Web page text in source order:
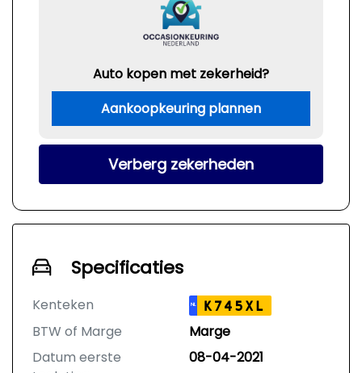
Auto kopen met zekerheid?
Aankoopkeuring plannen
Verberg zekerheden
Specificaties
Kenteken NL K745XL
BTW of Marge
Marge
Datum eerste
08-04-2021